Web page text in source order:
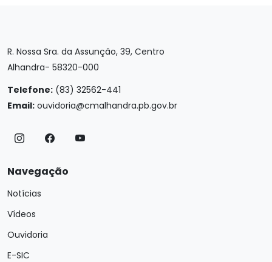
R. Nossa Sra. da Assunção, 39, Centro
Alhandra- 58320-000
Telefone: (83) 32562-441
Email: ouvidoria@cmalhandra.pb.gov.br
Navegação
Notícias
Vídeos
Ouvidoria
E-SIC